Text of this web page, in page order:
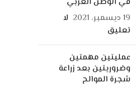
19 ديسمبر، 2021
لا
تعليق
عمليتين مهمتين
وضروريتين بعد زراعة
شجرة الموالح